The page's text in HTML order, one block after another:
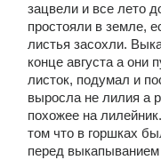
зацвели и все лето
простояли в земле,
листья засохли.
конце августа а они
листок, подумал и
выросла не лилия а
похожее на
том что в горшках
перед